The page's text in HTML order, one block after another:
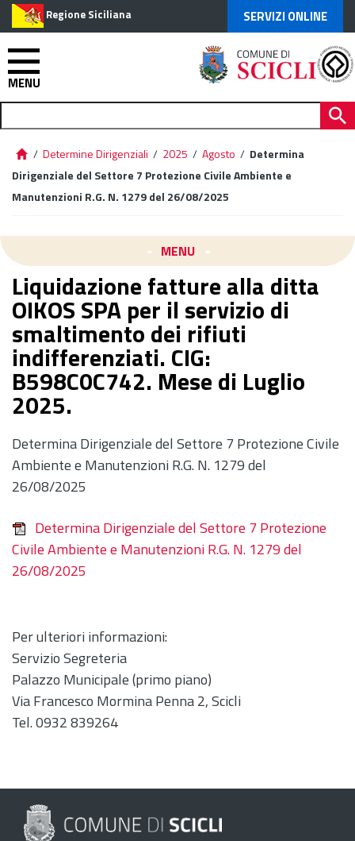
Regione Siciliana SERVIZI ONLINE
MENU
/ Determine Dirigenziali / 2025 / Agosto / Determina
Dirigenziale del Settore 7 Protezione Civile Ambiente e
Manutenzioni R.G. N. 1279 del 26/08/2025
MENU
Liquidazione fatture alla ditta
OIKOS SPA per il servizio di
smaltimento dei rifiuti
indifferenziati. CIG:
B598C0C742. Mese di Luglio
2025.
Determina Dirigenziale del Settore 7 Protezione Civile
Ambiente e Manutenzioni R.G. N. 1279 del
26/08/2025
Determina Dirigenziale del Settore 7 Protezione
Civile Ambiente e Manutenzioni R.G. N. 1279 del
26/08/2025
Per ulteriori informazioni:
Servizio Segreteria
Palazzo Municipale (primo piano)
Via Francesco Mormina Penna 2, Scicli
Tel. 0932 839264